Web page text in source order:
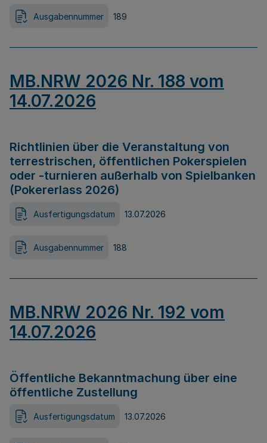
Ausgabennummer 189
MB.NRW 2026 Nr. 188 vom
14.07.2026
Richtlinien über die Veranstaltung von
terrestrischen, öffentlichen Pokerspielen
oder -turnieren außerhalb von Spielbanken
(Pokererlass 2026)
Ausfertigungsdatum 13.07.2026
Ausgabennummer 188
MB.NRW 2026 Nr. 192 vom
14.07.2026
Öffentliche Bekanntmachung über eine
öffentliche Zustellung
Ausfertigungsdatum 13.07.2026